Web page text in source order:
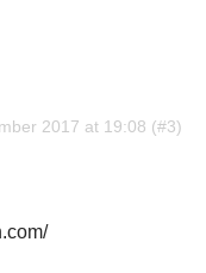
2017 at 19:08